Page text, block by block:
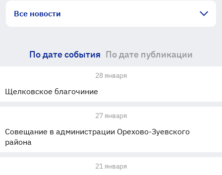
Все новости
По дате события По дате публикации
28 января
Щелковское благочиние
27 января
Совещание в администрации Орехово-Зуевского
района
21 января